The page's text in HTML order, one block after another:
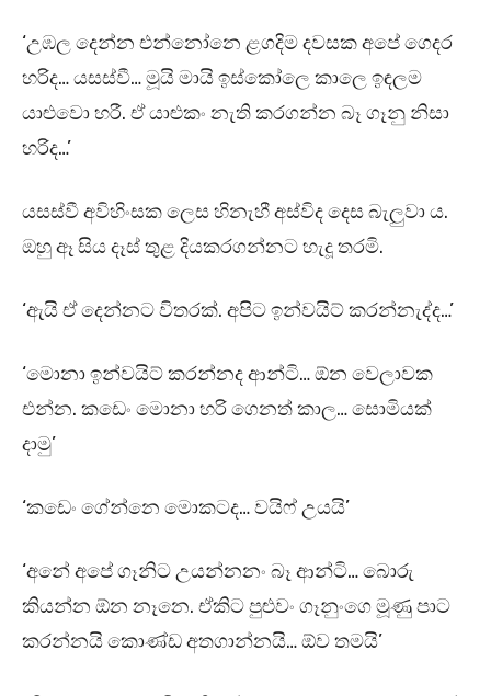
‘උඹල දෙන්න එන්නෝනෙ ළගදිම දවසක අපේ ගෙදර
හරිද… යසස්වී… මූයි මායි ඉස්කෝලෙ කාලෙ ඉඳලම
යාළුවො හරී. ඒ යාළුකං නැති කරගන්න බෑ ගෑනු නිසා
හරිද…’
යසස්වී අවිහිංසක ලෙස හිනැහී අස්විද දෙස බැලුවා ය.
ඔහු ඈ සිය දෑස් තුළ දියකරගන්නට හැදූ තරමි.
‘ඇයි ඒ දෙන්නට විතරක්. අපිට ඉන්වයිට් කරන්නැද්ද…’
‘මොනා ඉන්වයිට් කරන්නද ආන්ටි… ඕන වෙලාවක
එන්න. කඩෙං මොනා හරි ගෙනත් කාල… සොමියක්
දාමු’
‘කඩෙං ගේන්නෙ මොකටද… වයිෆ් උයයි’
‘අනේ අපේ ගෑනිට උයන්නනං බෑ ආන්ටි… බොරු
කියන්න ඕන නෑනෙ. ඒකිට පුළුවං ගෑනුංගෙ මූණු පාට
කරන්නයි කොණ්ඩ අතගාන්නයි… ඕව තමයි’